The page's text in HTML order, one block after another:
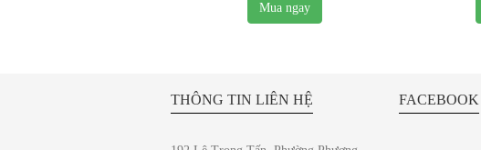
Mua ngay
THÔNG TIN LIÊN HỆ FACEBOOK